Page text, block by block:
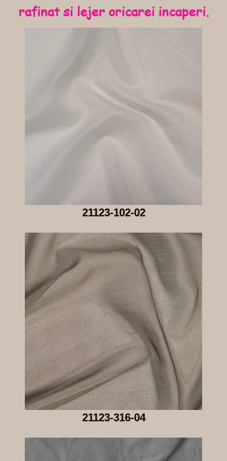
rafinat si lejer oricarei incaperi.
21123-102-02
21123-316-04